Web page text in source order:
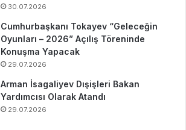
30.07.2026
Cumhurbaşkanı Tokayev “Geleceğin
Oyunları – 2026” Açılış Töreninde
Konuşma Yapacak
29.07.2026
Arman İsagaliyev Dışişleri Bakan
Yardımcısı Olarak Atandı
29.07.2026